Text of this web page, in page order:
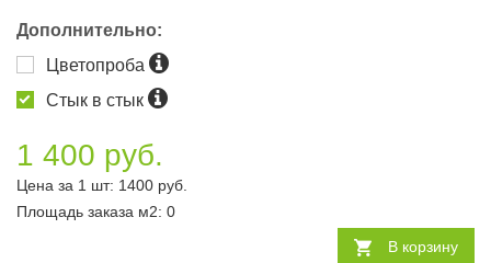
Дополнительно:
Цветопроба
Стык в стык
1 400 руб.
Цена за 1 шт: 1400 руб.
Площадь заказа м2: 0
В корзину